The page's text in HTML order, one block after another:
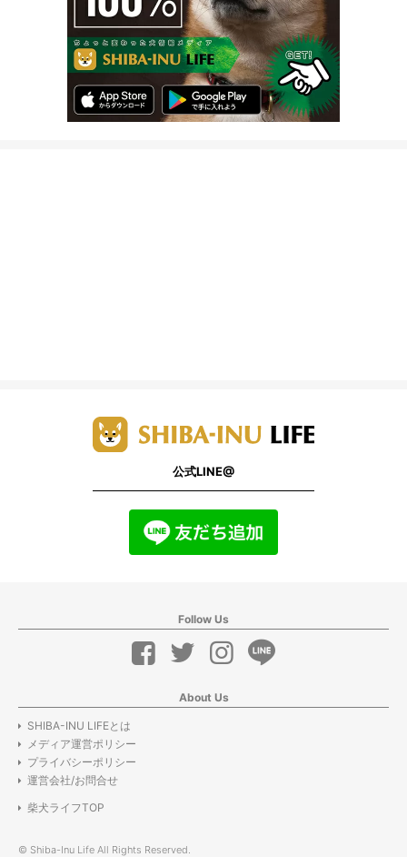
公式LINE@
Follow Us
About Us
SHIBA-INU LIFEとは
メディア運営ポリシー
プライバシーポリシー
運営会社/お問合せ
柴犬ライフTOP
© Shiba-Inu Life All Rights Reserved.